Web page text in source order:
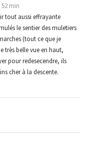
52 min
tout aussi effrayante
le sentier des muletiers
(tout ce que je
très belle vue en haut,
pour redesecendre, ils
cher à la descente.